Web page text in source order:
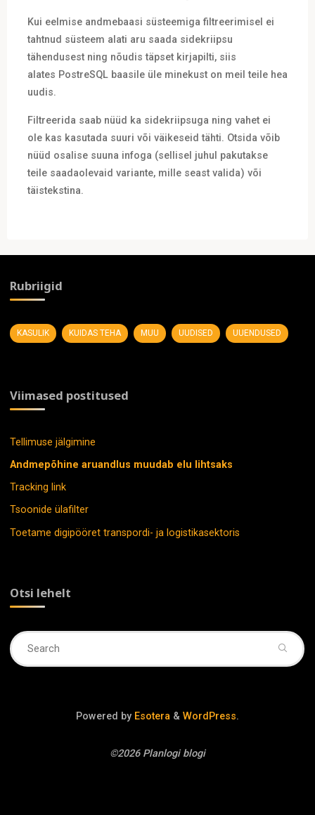
Kui eelmise andmebaasi süsteemiga filtreerimisel ei
tahtnud süsteem alati aru saada sidekriipsu
tähendusest ning nõudis täpset kirjapilti, siis
alates PostreSQL baasile üle minekust on meil teile hea
uudis.
Filtreerida saab nüüd ka sidekriipsuga ning vahet ei
ole kas kasutada suuri või väikeseid tähti. Otsida võib
nüüd osalise suuna infoga (sellisel juhul pakutakse
teile saadaolevaid variante, mille seast valida) või
täistekstina.
Rubriigid
KASULIK KUIDAS TEHA MUU UUDISED UUENDUSED
Viimased postitused
Tellimuse jälgimine
Andmepõhine aruandlus muudab elu lihtsaks
Tracking link
Tsoonide ülafilter
Toetame digipööret transpordi- ja logistikasektoris
Otsi lehelt
Powered by Esotera & WordPress.
©2026 Planlogi blogi